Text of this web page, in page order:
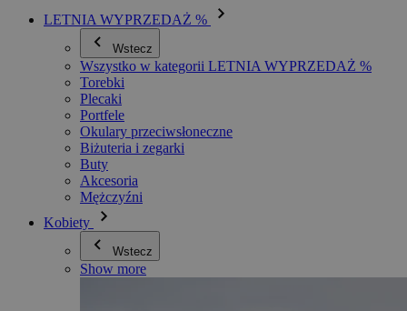
LETNIA WYPRZEDAŻ %
Wstecz
Wszystko w kategorii LETNIA WYPRZEDAŻ %
Torebki
Plecaki
Portfele
Okulary przeciwsłoneczne
Biżuteria i zegarki
Buty
Akcesoria
Mężczyźni
Kobiety
Wstecz
Show more